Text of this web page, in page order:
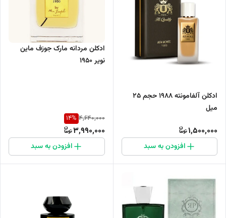
ادکلن آلفامونته 1988 حجم 25
میل
1,500,000
افزودن به سبد
ادکلن مردانه مارک جوزف ماین
نویر 1950
4,640,000
14%
3,990,000
افزودن به سبد